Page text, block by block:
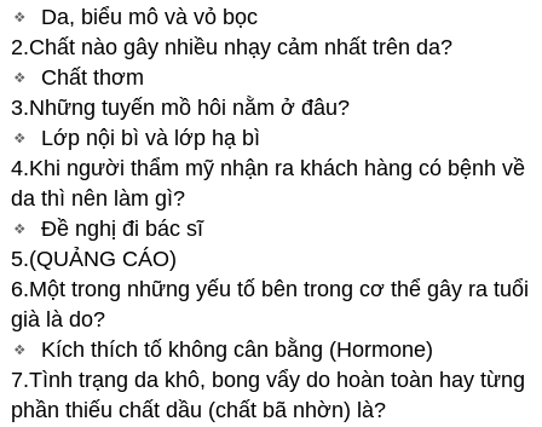
Da, biểu mô và vỏ bọc
2.Chất nào gây nhiều nhạy cảm nhất trên da?
Chất thơm
3.Những tuyến mồ hôi nằm ở đâu?
Lớp nội bì và lớp hạ bì
4.Khi người thẩm mỹ nhận ra khách hàng có bệnh về
da thì nên làm gì?
Đề nghị đi bác sĩ
5.(QUẢNG CÁO)
6.Một trong những yếu tố bên trong cơ thể gây ra tuổi
già là do?
Kích thích tố không cân bằng (Hormone)
7.Tình trạng da khô, bong vẩy do hoàn toàn hay từng
phần thiếu chất dầu (chất bã nhờn) là?